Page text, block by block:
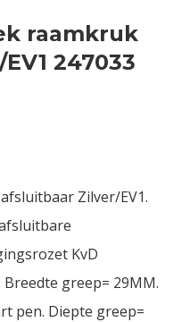
raamkruk
247033
Zilver/EV1.
KvD
greep= 29MM.
pen. Diepte greep=